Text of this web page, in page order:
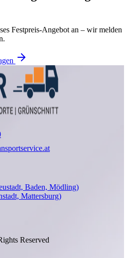
Festpreis-Angebot an – wir melden
Baden, Mödling)
Mattersburg)
Reserved